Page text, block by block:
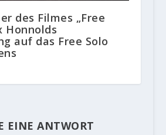
des Filmes „Free
Honnolds
auf das Free Solo
EINE ANTWORT